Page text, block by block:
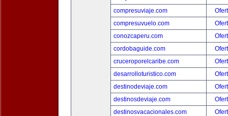
compresuviaje.com
compresuvuelo.com
conozcaperu.com
cordobaguide.com
cruceroporelcaribe.com
desarrolloturistico.com
destinodeviaje.com
destinosdeviaje.com
destinosvacacionales.com